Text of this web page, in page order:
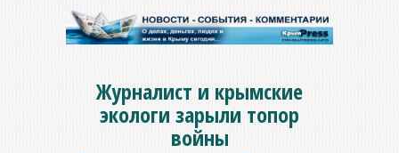
Журналист и крымские
экологи зарыли топор
войны